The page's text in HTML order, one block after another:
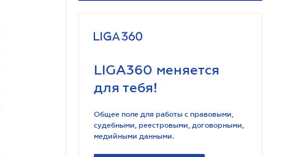
LIGA360 меняется
для тебя!
Общее поле для работы с правовыми,
судебными, реестровыми, договорными,
медийными данными.